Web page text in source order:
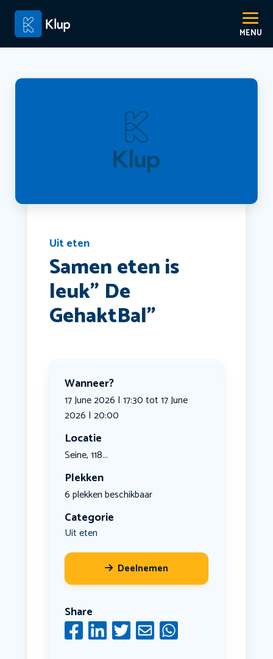
Uit eten
Samen eten is
leuk” De
GehaktBal”
Wanneer?
17 June 2026 | 17:30 tot 17 June
2026 | 20:00
Locatie
Seine, 118...
Plekken
6 plekken beschikbaar
Categorie
Uit eten
Deelnemen
Share